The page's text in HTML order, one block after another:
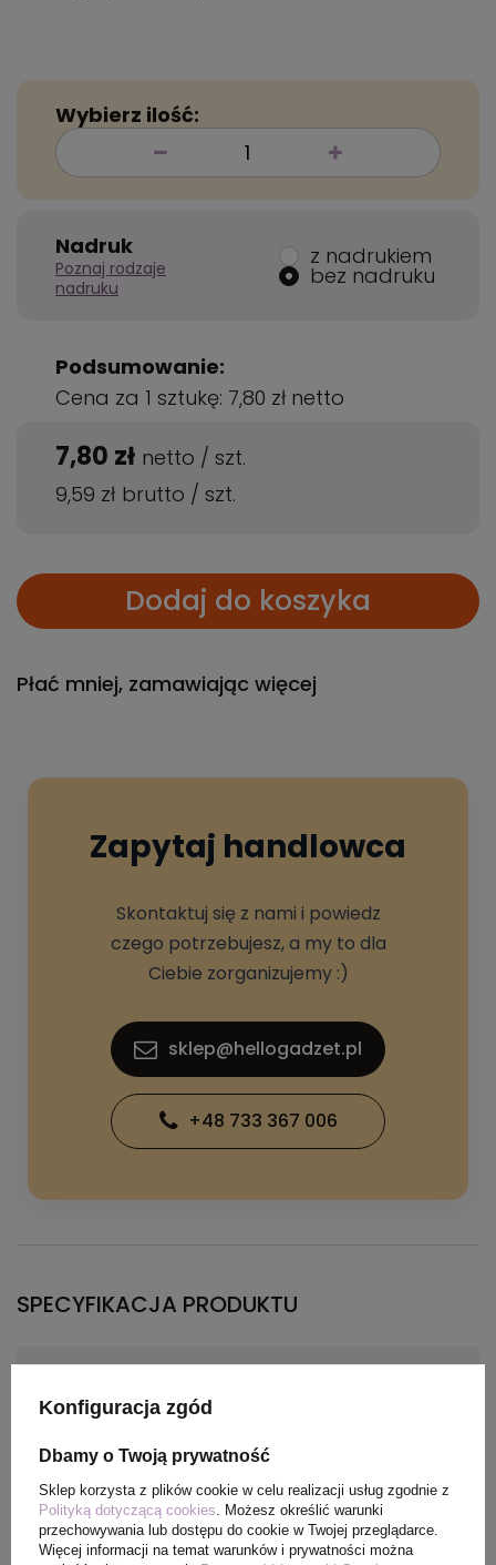
Wybierz ilość:
Nadruk
Poznaj rodzaje
nadruku
z nadrukiem
bez nadruku
Podsumowanie:
Cena za 1 sztukę: 7,80 zł netto
7,80 zł netto / szt.
9,59 zł brutto / szt.
Dodaj do koszyka
Płać mniej, zamawiając więcej
Zapytaj handlowca
Skontaktuj się z nami i powiedz
czego potrzebujesz, a my to dla
Ciebie zorganizujemy :)
sklep@hellogadzet.pl
+48 733 367 006
SPECYFIKACJA PRODUKTU
recyklingu, karton po
mleku z recyklingu
Wymiary
14 x 9 x 1,3 cm
Konfiguracja zgód
Dbamy o Twoją prywatność
Sklep korzysta z plików cookie w celu realizacji usług zgodnie z
Polityką dotyczącą cookies. Możesz określić warunki
przechowywania lub dostępu do cookie w Twojej przeglądarce.
Więcej informacji na temat warunków i prywatności można